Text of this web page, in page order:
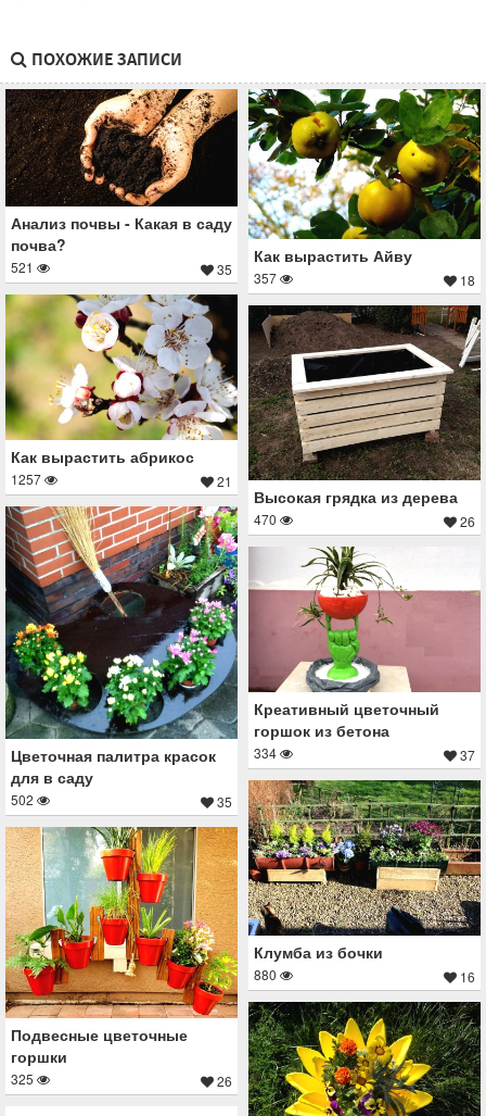
ПОХОЖИЕ ЗАПИСИ
Анализ почвы - Какая в саду
почва?
521 35
Как вырастить Айву
357 18
Как вырастить абрикос
1257 21
Высокая грядка из дерева
470 26
Цветочная палитра красок
для в саду
502 35
Креативный цветочный
горшок из бетона
334 37
Клумба из бочки
880 16
Подвесные цветочные
горшки
325 26